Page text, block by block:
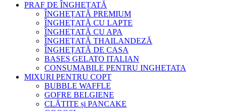
PRAF DE ÎNGHEȚATĂ
ÎNGHEȚATĂ PREMIUM
ÎNGHEȚATĂ CU LAPTE
ÎNGHEȚATĂ CU APA
ÎNGHEȚATĂ THAILANDEZĂ
ÎNGHEȚATĂ DE CASA
BASES GELATO ITALIAN
CONSUMABILE PENTRU INGHETATA
MIXURI PENTRU COPT
BUBBLE WAFFLE
GOFRE BELGIENE
CLĂTITE și PANCAKE